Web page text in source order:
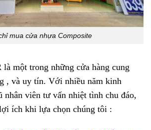
mua cửa nhựa Composite
một trong những cửa hàng cung
, và uy tín. Với nhiều năm kinh
nhân viên tư vấn nhiệt tình chu đáo,
ích khi lựa chọn chúng tôi :